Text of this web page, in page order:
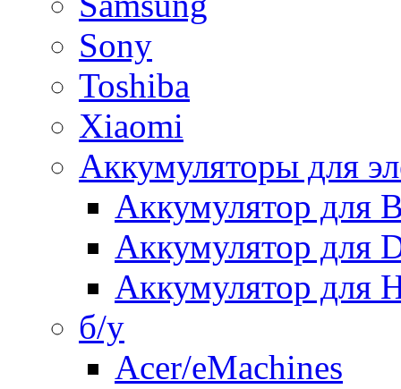
Sony
Toshiba
Xiaomi
Аккумуляторы для
Аккумулятор для
Аккумулятор для
Аккумулятор для
б/у
Acer/eMachines